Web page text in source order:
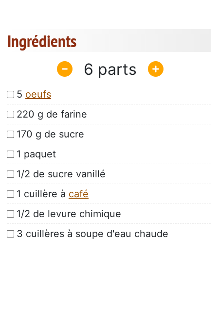
Ingrédients
6
5 oeufs
220 g de farine
170 g de sucre
1 paquet
1/2 de sucre vanillé
1 cuillère à café
1/2 de levure chimique
3 cuillères à soupe d'eau chaude